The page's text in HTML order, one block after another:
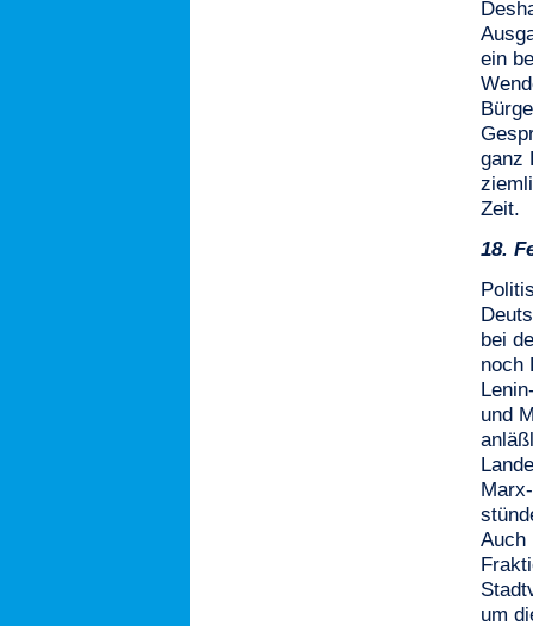
ein
ganz
Zeit.
18.
bei
noch
und
Auch
um